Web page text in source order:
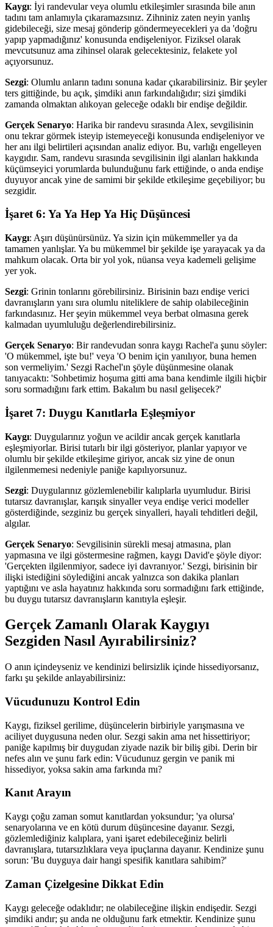
Kaygı: İyi randevular veya olumlu etkileşimler sırasında bile anın
tadını tam anlamıyla çıkaramazsınız. Zihniniz zaten neyin yanlış
gidebileceği, size mesaj gönderip göndermeyecekleri ya da 'doğru
yapıp yapmadığınız' konusunda endişeleniyor. Fiziksel olarak
mevcutsunuz ama zihinsel olarak gelecektesiniz, felakete yol
açıyorsunuz.
Sezgi: Olumlu anların tadını sonuna kadar çıkarabilirsiniz. Bir şeyler
ters gittiğinde, bu açık, şimdiki anın farkındalığıdır; sizi şimdiki
zamanda olmaktan alıkoyan geleceğe odaklı bir endişe değildir.
Gerçek Senaryo: Harika bir randevu sırasında Alex, sevgilisinin
onu tekrar görmek isteyip istemeyeceği konusunda endişeleniyor ve
her anı ilgi belirtileri açısından analiz ediyor. Bu, varlığı engelleyen
kaygıdır. Sam, randevu sırasında sevgilisinin ilgi alanları hakkında
küçümseyici yorumlarda bulunduğunu fark ettiğinde, o anda endişe
duyuyor ancak yine de samimi bir şekilde etkileşime geçebiliyor; bu
sezgidir.
İşaret 6: Ya Ya Hep Ya Hiç Düşüncesi
Kaygı: Aşırı düşünürsünüz. Ya sizin için mükemmeller ya da
tamamen yanlışlar. Ya bu mükemmel bir şekilde işe yarayacak ya da
mahkum olacak. Orta bir yol yok, nüansa veya kademeli gelişime
yer yok.
Sezgi: Grinin tonlarını görebilirsiniz. Birisinin bazı endişe verici
davranışların yanı sıra olumlu niteliklere de sahip olabileceğinin
farkındasınız. Her şeyin mükemmel veya berbat olmasına gerek
kalmadan uyumluluğu değerlendirebilirsiniz.
Gerçek Senaryo: Bir randevudan sonra kaygı Rachel'a şunu söyler:
'O mükemmel, işte bu!' veya 'O benim için yanılıyor, buna hemen
son vermeliyim.' Sezgi Rachel'ın şöyle düşünmesine olanak
tanıyacaktı: 'Sohbetimiz hoşuma gitti ama bana kendimle ilgili hiçbir
soru sormadığını fark ettim. Bakalım bu nasıl gelişecek?'
İşaret 7: Duygu Kanıtlarla Eşleşmiyor
Kaygı: Duygularınız yoğun ve acildir ancak gerçek kanıtlarla
eşleşmiyorlar. Birisi tutarlı bir ilgi gösteriyor, planlar yapıyor ve
olumlu bir şekilde etkileşime giriyor, ancak siz yine de onun
ilgilenmemesi nedeniyle paniğe kapılıyorsunuz.
Sezgi: Duygularınız gözlemlenebilir kalıplarla uyumludur. Birisi
tutarsız davranışlar, karışık sinyaller veya endişe verici modeller
gösterdiğinde, sezginiz bu gerçek sinyalleri, hayali tehditleri değil,
algılar.
Gerçek Senaryo: Sevgilisinin sürekli mesaj atmasına, plan
yapmasına ve ilgi göstermesine rağmen, kaygı David'e şöyle diyor:
'Gerçekten ilgilenmiyor, sadece iyi davranıyor.' Sezgi, birisinin bir
ilişki istediğini söylediğini ancak yalnızca son dakika planları
yaptığını ve asla hayatınız hakkında soru sormadığını fark ettiğinde,
bu duygu tutarsız davranışların kanıtıyla eşleşir.
Gerçek Zamanlı Olarak Kaygıyı
Sezgiden Nasıl Ayırabilirsiniz?
O anın içindeyseniz ve kendinizi belirsizlik içinde hissediyorsanız,
farkı şu şekilde anlayabilirsiniz:
Vücudunuzu Kontrol Edin
Kaygı, fiziksel gerilime, düşüncelerin birbiriyle yarışmasına ve
aciliyet duygusuna neden olur. Sezgi sakin ama net hissettiriyor;
paniğe kapılmış bir duygudan ziyade nazik bir biliş gibi. Derin bir
nefes alın ve şunu fark edin: Vücudunuz gergin ve panik mi
hissediyor, yoksa sakin ama farkında mı?
Kanıt Arayın
Kaygı çoğu zaman somut kanıtlardan yoksundur; 'ya olursa'
senaryolarına ve en kötü durum düşüncesine dayanır. Sezgi,
gözlemlediğiniz kalıplara, yani işaret edebileceğiniz belirli
davranışlara, tutarsızlıklara veya ipuçlarına dayanır. Kendinize şunu
sorun: 'Bu duyguya dair hangi spesifik kanıtlara sahibim?'
Zaman Çizelgesine Dikkat Edin
Kaygı geleceğe odaklıdır; ne olabileceğine ilişkin endişedir. Sezgi
şimdiki andır; şu anda ne olduğunu fark etmektir. Kendinize şunu